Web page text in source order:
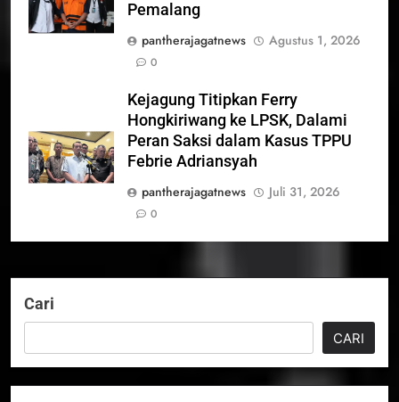
Pemalang
pantherajagatnews
Agustus 1, 2026
0
Kejagung Titipkan Ferry
Hongkiriwang ke LPSK, Dalami
Peran Saksi dalam Kasus TPPU
Febrie Adriansyah
pantherajagatnews
Juli 31, 2026
0
Cari
CARI